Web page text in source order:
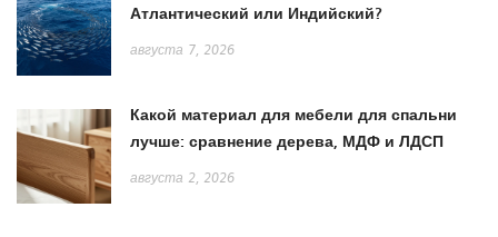
Атлантический или Индийский?
августа 7, 2026
Какой материал для мебели для спальни
лучше: сравнение дерева, МДФ и ЛДСП
августа 2, 2026